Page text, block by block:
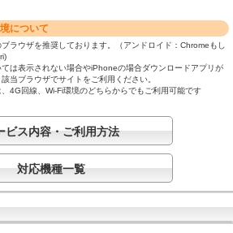
について
ラウザを推奨しております。（アンドロイド：Chromeもし
は表示されない場合やiPhoneの場合ダウンロードアプリが
当ブラウザでサイトをご利用ください。
4G回線、Wi-Fi環境のどちらからでもご利用可能です
ビス内容・ご利用方法
対応機種一覧